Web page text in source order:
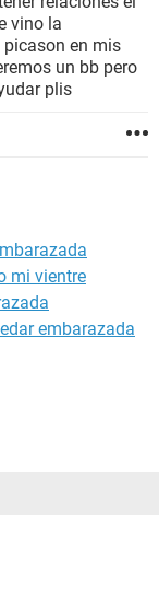
vino la
en mis
un bb pero
plis
mi vientre
embarazada